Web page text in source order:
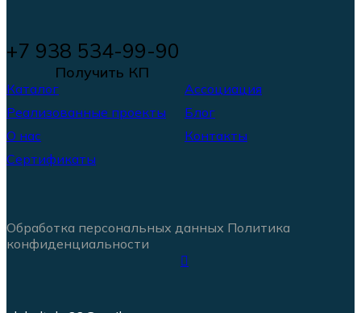
+7 938 534-99-90
Получить КП
Каталог
Ассоциация
Реализованные проекты
Блог
О нас
Контакты
Сертификаты
Обработка персональных данных Политика
конфиденциальности